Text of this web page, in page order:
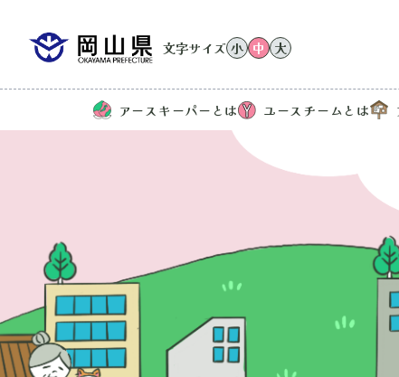
文字サイズ 小 中 大
アースキーパーとは ユースチームとは